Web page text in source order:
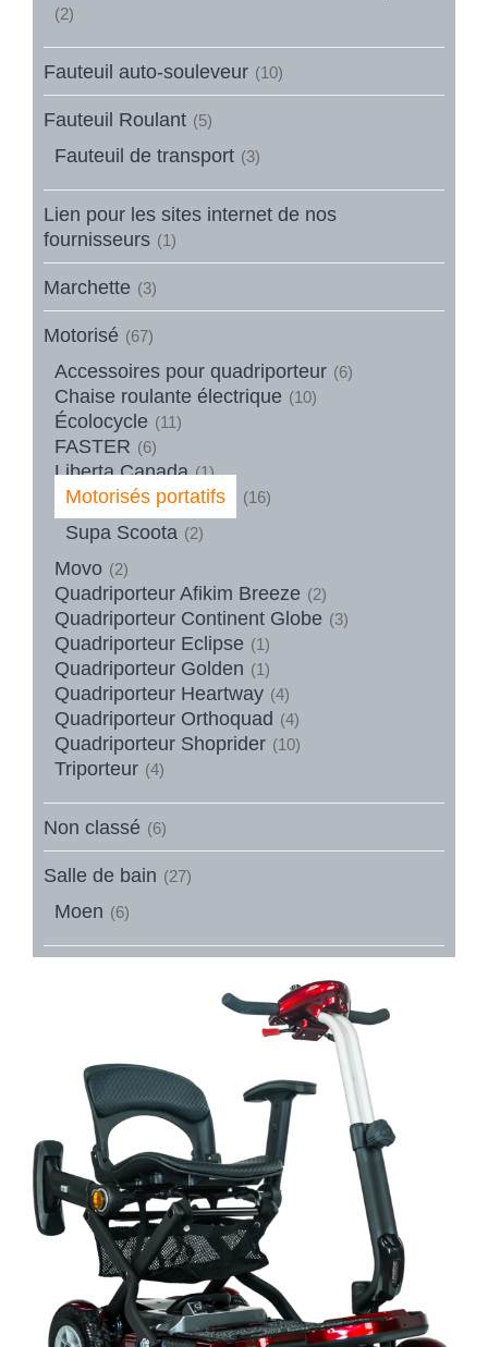
(2)
Fauteuil auto-souleveur (10)
Fauteuil Roulant (5)
Fauteuil de transport (3)
Lien pour les sites internet de nos
fournisseurs (1)
Marchette (3)
Motorisé (67)
Accessoires pour quadriporteur (6)
Chaise roulante électrique (10)
Écolocycle (11)
FASTER (6)
Liberta Canada (1)
Motorisés portatifs (16)
Supa Scoota (2)
Movo (2)
Quadriporteur Afikim Breeze (2)
Quadriporteur Continent Globe (3)
Quadriporteur Eclipse (1)
Quadriporteur Golden (1)
Quadriporteur Heartway (4)
Quadriporteur Orthoquad (4)
Quadriporteur Shoprider (10)
Triporteur (4)
Non classé (6)
Salle de bain (27)
Moen (6)